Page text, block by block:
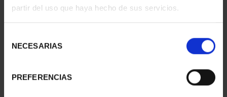
partir del uso que haya hecho de sus servicios.
NECESARIAS
PREFERENCIAS